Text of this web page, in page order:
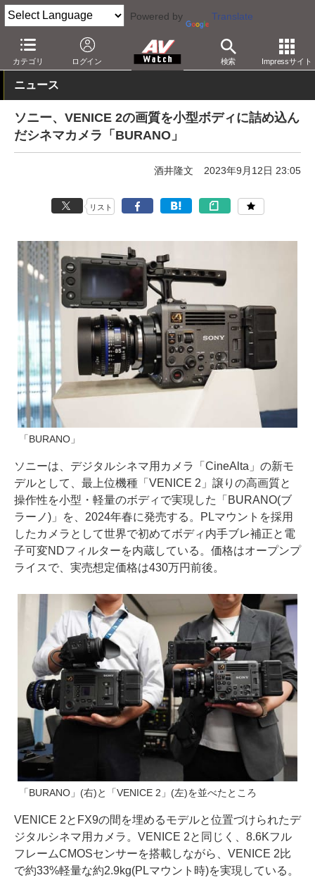
Powered by Translate
カテゴリ ログイン 検索 Impressサイト
AV Watch 製品 ビデオカメラ ソニー
ニュース
ソニー、VENICE 2の画質を小型ボディに詰め込ん
だシネマカメラ「BURANO」
酒井隆文 2023年9月12日 23:05
リスト
「BURANO」
ソニーは、デジタルシネマ用カメラ「CineAlta」の新モ
デルとして、最上位機種「VENICE 2」譲りの高画質と
操作性を小型・軽量のボディで実現した「BURANO(ブ
ラーノ)」を、2024年春に発売する。PLマウントを採用
したカメラとして世界で初めてボディ内手ブレ補正と電
子可変NDフィルターを内蔵している。価格はオープンプ
ライスで、実売想定価格は430万円前後。
「BURANO」(右)と「VENICE 2」(左)を並べたところ
VENICE 2とFX9の間を埋めるモデルと位置づけられたデ
ジタルシネマ用カメラ。VENICE 2と同じく、8.6Kフル
フレームCMOSセンサーを搭載しながら、VENICE 2比
で約33%軽量な約2.9kg(PLマウント時)を実現している。